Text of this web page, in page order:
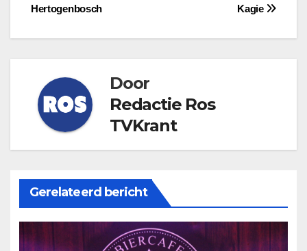
Kagie
Hertogenbosch
Door
Redactie Ros
TVKrant
Gerelateerd bericht